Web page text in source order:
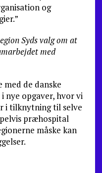
og
Syds valg om at
med
med de danske
nye opgaver, hvor vi
i tilknytning til selve
præhospital
måske kan